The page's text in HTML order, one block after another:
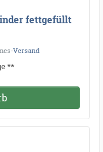
fettgefüllt
Versand
**